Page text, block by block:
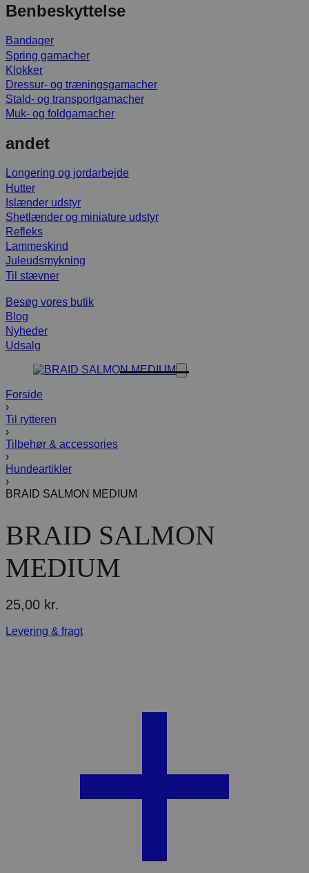
Benbeskyttelse
Bandager
Spring gamacher
Klokker
Dressur- og træningsgamacher
Stald- og transportgamacher
Muk- og foldgamacher
andet
Longering og jordarbejde
Hutter
Islænder udstyr
Shetlænder og miniature udstyr
Refleks
Lammeskind
Juleudsmykning
Til stævner
Besøg vores butik
Blog
Nyheder
Udsalg
Forside
›
Til rytteren
›
Tilbehør & accessories
›
Hundeartikler
›
BRAID SALMON MEDIUM
BRAID SALMON
MEDIUM
25,00 kr.
Levering & fragt